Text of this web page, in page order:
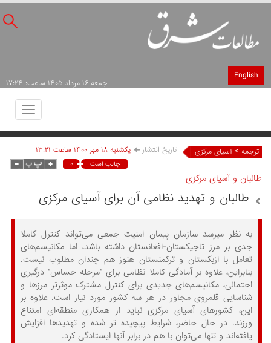
English
جمعه ۱۶ مرداد ۱۴۰۵ ساعت: ۱۷:۲۴
Toggle
ترجمه > آسیای مرکزی تاریخ انتشار يکشنبه ۱۸ مهر ۱۴۰۰ ساعت ۱۳:۲۱
جالب است ۰
طالبان و آسیای مرکزی
طالبان و تهدید نظامی آن برای آسیای مرکزی
به نظر میرسد سازمان پیمان امنیت جمعی می‌تواند کنترل کاملا
جدی بر مرز تاجیکستان-افغانستان داشته باشد، اما مکانیسم‌های
تعامل با ازبکستان و ترکمنستان هنوز هم چندان مطلوب نیست.
بنابراین، علاوه بر آمادگی کاملا نظامی برای "مرحله حساس" درگیری
احتمالی، مکانیسم‌های جدیدی برای کنترل مشترک موثرتر مرزها و
شناسایی قلمروی مجاور در هر سه کشور مورد نیاز است. علاوه بر
این، کشورهای آسیای مرکزی نباید از همکاری منطقه‌ای امتناع
ورزند. در حال حاضر، شرایط پیچیده تر شده و تهدیدها افزایش
یافته‌اند و تنها می‌توان با هم در برابر آنها ایستادگی کرد.